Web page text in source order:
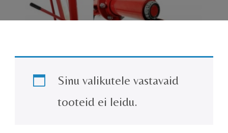
Sinu valikutele vastavaid
tooteid ei leidu.